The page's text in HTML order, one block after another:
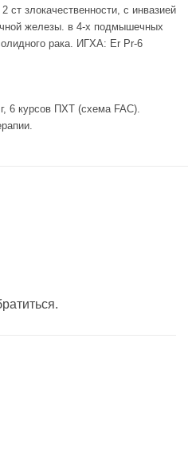
ст злокачественности, с инвазией
железы. в 4-х подмышечных
рака. ИГХА: Er Pr-6
6 курсов ПХТ (схема FAC).